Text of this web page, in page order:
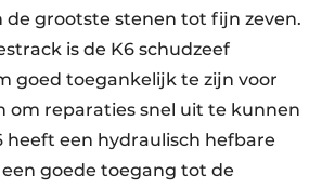
de grootste stenen tot fijn zeven.
is de K6 schudzeef
goed toegankelijk te zijn voor
om reparaties snel uit te kunnen
heeft een hydraulisch hefbare
goede toegang tot de